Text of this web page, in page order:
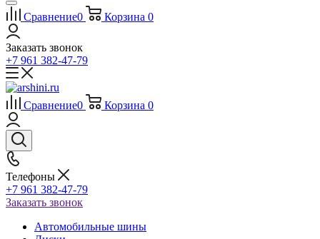
Сравнение0 Корзина 0
Заказать звонок
+7 961 382-47-79
Сравнение0 Корзина 0
Телефоны
+7 961 382-47-79
Заказать звонок
Автомобильные шины